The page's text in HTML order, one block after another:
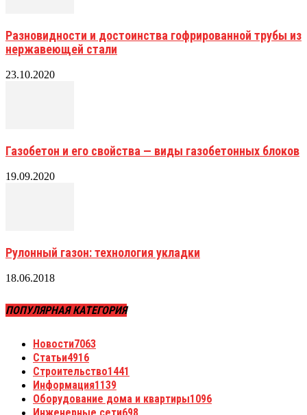
Разновидности и достоинства гофрированной трубы из
нержавеющей стали
23.10.2020
Газобетон и его свойства — виды газобетонных блоков
19.09.2020
Рулонный газон: технология укладки
18.06.2018
ПОПУЛЯРНАЯ КАТЕГОРИЯ
Новости7063
Статьи4916
Строительство1441
Информация1139
Оборудование дома и квартиры1096
Инженерные сети698